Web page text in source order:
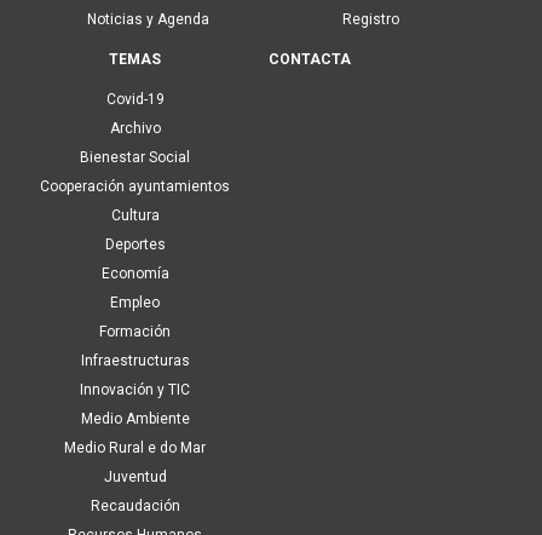
Noticias y Agenda
Registro
TEMAS
Covid-19
Archivo
Bienestar Social
Cooperación ayuntamientos
Cultura
Deportes
Economía
Empleo
Formación
Infraestructuras
Innovación y TIC
Medio Ambiente
Medio Rural e do Mar
Juventud
Recaudación
CONTACTA